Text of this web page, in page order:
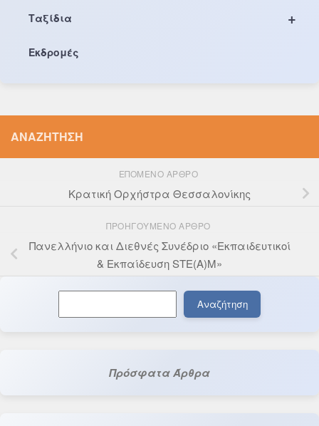
+
Ταξίδια
Εκδρομές
ΑΝΑΖΉΤΗΣΗ
ΕΠΌΜΕΝΟ ΆΡΘΡΟ
Κρατική Ορχήστρα Θεσσαλονίκης
ΠΡΟΗΓΟΎΜΕΝΟ ΆΡΘΡΟ
Πανελλήνιο και Διεθνές Συνέδριο «Εκπαιδευτικοί
& Εκπαίδευση STE(A)M»
Αναζήτηση
Πρόσφατα Άρθρα